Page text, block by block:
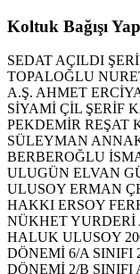
Koltuk Bağışı
SEDAT AÇILDI
TOPALOĞLU
A.Ş. AHMET
SİYAMİ ÇİL ŞERİF
PEKDEMİR REŞAT
SÜLEYMAN
BERBEROĞLU
ULUGÜN ELVAN
ULUSOY ERMAN
HAKKI ERSOY
NÜKHET YURDERİ
HALUK ULUSOY
DÖNEMİ 6/A SINIFI
DÖNEMİ 2/B SINIFI